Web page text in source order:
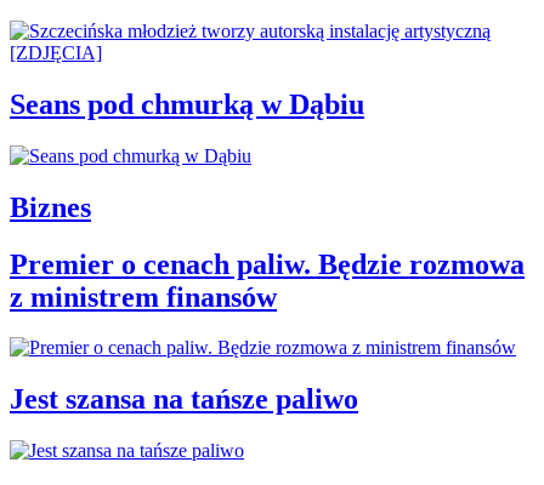
Seans pod chmurką w Dąbiu
Biznes
Premier o cenach paliw. Będzie rozmowa
z ministrem finansów
Jest szansa na tańsze paliwo